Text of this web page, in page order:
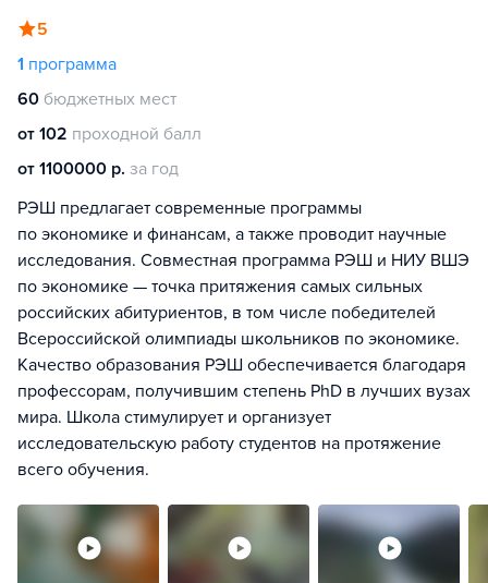
5
1 программа
60 бюджетных мест
от 102 проходной балл
от 1100000 р. за год
РЭШ предлагает современные программы
по экономике и финансам, а также проводит научные
исследования. Совместная программа РЭШ и НИУ ВШЭ
по экономике — точка притяжения самых сильных
российских абитуриентов, в том числе победителей
Всероссийской олимпиады школьников по экономике.
Качество образования РЭШ обеспечивается благодаря
профессорам, получившим степень PhD в лучших вузах
мира. Школа стимулирует и организует
исследовательскую работу студентов на протяжение
всего обучения.